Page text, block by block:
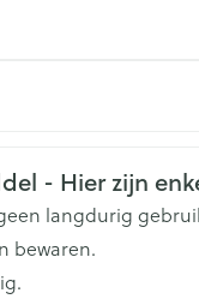
20 % van de dosis
van het
ifosfamide
geval van een
- Hier zijn
langdurig
bewaren.